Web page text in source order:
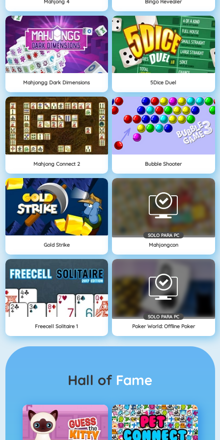
Mahjongg Dark Dimensions 5Dice Duel
Mahjong Connect 2 Bubble Shooter
Gold Strike
SOLO PARA PC
Mahjongcon
Freecell Solitaire 1
SOLO PARA PC
Poker World: Offline Poker
Hall of Fame